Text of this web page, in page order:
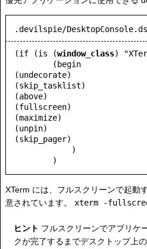
.devilspie/DesktopConsole.ds
(if (is (window_class)
(undecorate)
(skip_tasklist)
(above)
(fullscreen)
(unpin)
(skip_pager)
        )
XTerm には、フルスクリーンで起動
意されています。
xterm -
ヒント フルスクリーンでアプリケ
クが完了するまでデスクトップ上